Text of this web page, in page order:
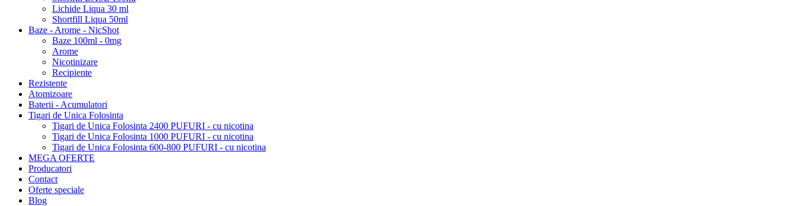
Lichide Liqua 30 ml
Shortfill Liqua 50ml
Baze - Arome - NicShot
Baze 100ml - 0mg
Arome
Nicotinizare
Recipiente
Rezistente
Atomizoare
Baterii - Acumulatori
Tigari de Unica Folosinta
Tigari de Unica Folosinta 2400 PUFURI - cu nicotina
Tigari de Unica Folosinta 1000 PUFURI - cu nicotina
Tigari de Unica Folosinta 600-800 PUFURI - cu nicotina
MEGA OFERTE
Producatori
Contact
Oferte speciale
Blog